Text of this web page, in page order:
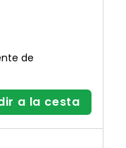
de
a la cesta